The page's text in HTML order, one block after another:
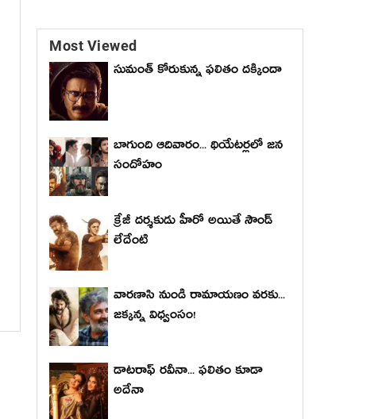
Most Viewed
సుమంత్ కోరుకున్న ఫలితం దక్కిందా
బాగుంది ఆదివారం... థియేటర్లలో జన
సందోహం
క్రేజీ దర్శకుడు హీరో అయితే సౌండ్
లేదేంటి
వారణాసి నుండి రామాయణం వరకు...
జక్కన్న విధ్వంసం!
డాటరాఫ్ రవీనా... ఫలితం కూడా
అదేనా